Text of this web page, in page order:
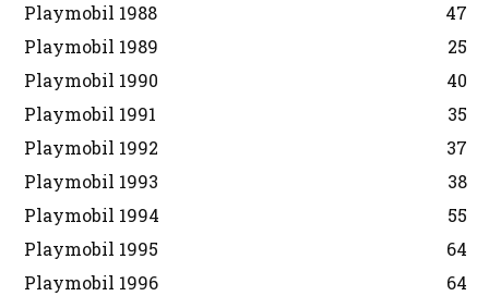
Playmobil 1988
47
Playmobil 1989
25
Playmobil 1990
40
Playmobil 1991
35
Playmobil 1992
37
Playmobil 1993
38
Playmobil 1994
55
Playmobil 1995
64
Playmobil 1996
64